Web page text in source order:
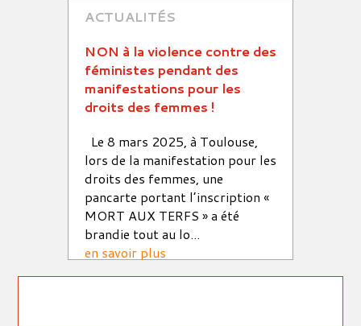
ACTUALITÉS
NON à la violence contre des
féministes pendant des
manifestations pour les
droits des femmes !
Le 8 mars 2025, à Toulouse,
lors de la manifestation pour les
droits des femmes, une
pancarte portant l’inscription «
MORT AUX TERFS » a été
brandie tout au lo...
en savoir plus